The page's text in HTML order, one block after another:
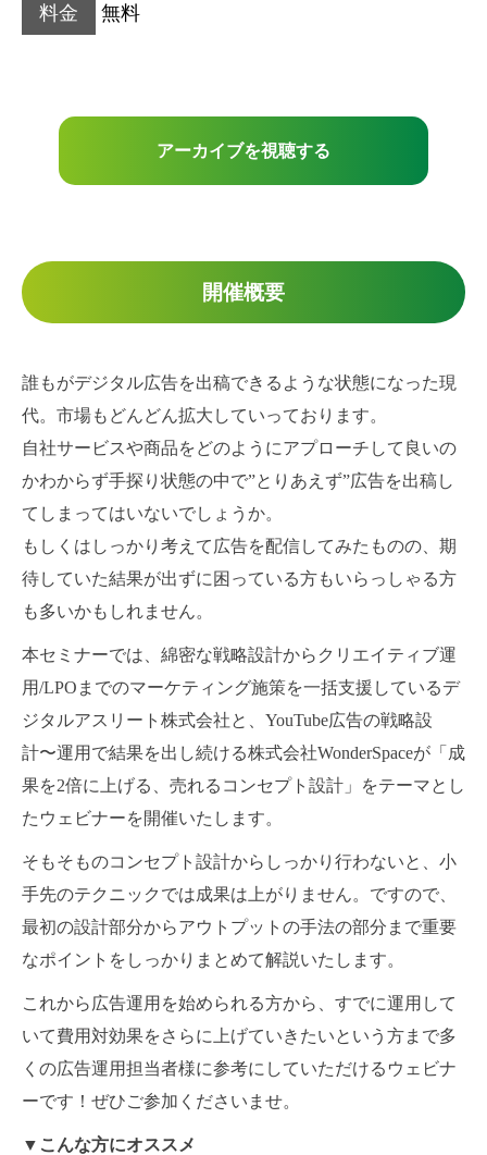
料金 無料
アーカイブを視聴する
開催概要
誰もがデジタル広告を出稿できるような状態になった現
代。市場もどんどん拡大していっております。
自社サービスや商品をどのようにアプローチして良いの
かわからず手探り状態の中で”とりあえず”広告を出稿し
てしまってはいないでしょうか。
もしくはしっかり考えて広告を配信してみたものの、期
待していた結果が出ずに困っている方もいらっしゃる方
も多いかもしれません。
本セミナーでは、綿密な戦略設計からクリエイティブ運
用/LPOまでのマーケティング施策を一括支援しているデ
ジタルアスリート株式会社と、YouTube広告の戦略設
計〜運用で結果を出し続ける株式会社WonderSpaceが「成
果を2倍に上げる、売れるコンセプト設計」をテーマとし
たウェビナーを開催いたします。
そもそものコンセプト設計からしっかり行わないと、小
手先のテクニックでは成果は上がりません。ですので、
最初の設計部分からアウトプットの手法の部分まで重要
なポイントをしっかりまとめて解説いたします。
これから広告運用を始められる方から、すでに運用して
いて費用対効果をさらに上げていきたいという方まで多
くの広告運用担当者様に参考にしていただけるウェビナ
ーです！ぜひご参加くださいませ。
▼こんな方にオススメ